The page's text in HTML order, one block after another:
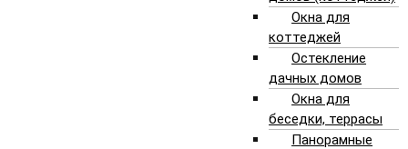
Окна для
коттеджей
Остекление
дачных домов
Окна для
беседки, террасы
Панорамные
chevron_right